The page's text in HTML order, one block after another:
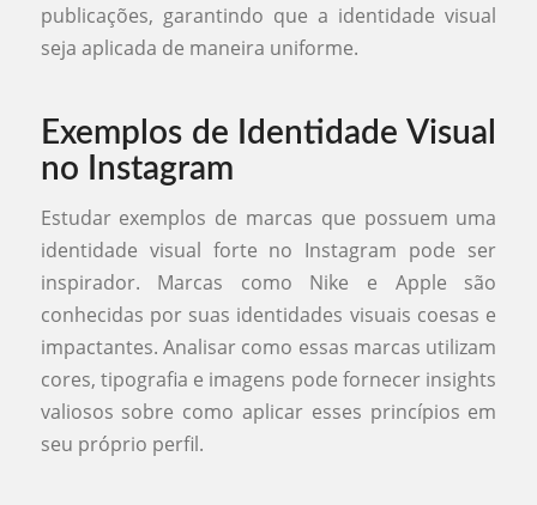
publicações, garantindo que a identidade visual
seja aplicada de maneira uniforme.
Exemplos de Identidade Visual
no Instagram
Estudar exemplos de marcas que possuem uma
identidade visual forte no Instagram pode ser
inspirador. Marcas como Nike e Apple são
conhecidas por suas identidades visuais coesas e
impactantes. Analisar como essas marcas utilizam
cores, tipografia e imagens pode fornecer insights
valiosos sobre como aplicar esses princípios em
seu próprio perfil.